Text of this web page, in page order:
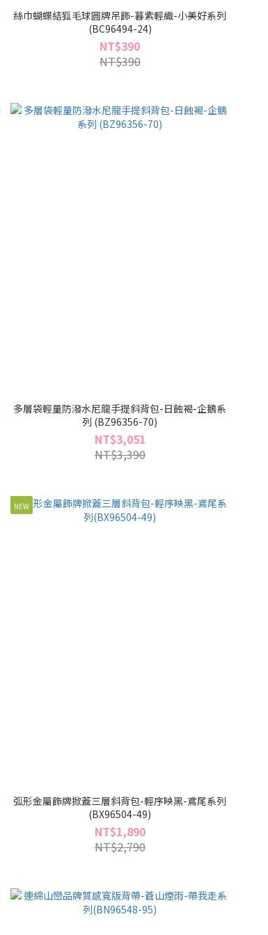
絲巾蝴蝶結狐毛球圓牌吊飾-暮紫輕織-小美好系列
(BC96494-24)
NT$390
NT$390
多層袋輕量防潑水尼龍手提斜背包-日蝕褐-企鵝系
列 (BZ96356-70)
NT$3,051
NT$3,390
NEW
弧形金屬飾牌掀蓋三層斜背包-輕序映黑-鳶尾系列
(BX96504-49)
NT$1,890
NT$2,790